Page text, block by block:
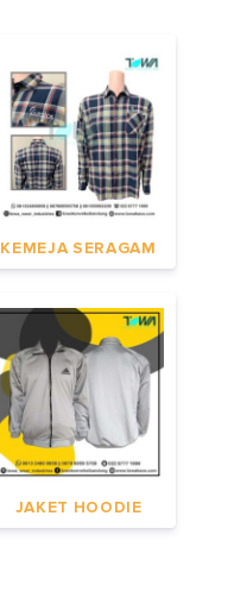
KEMEJA SERAGAM
JAKET HOODIE